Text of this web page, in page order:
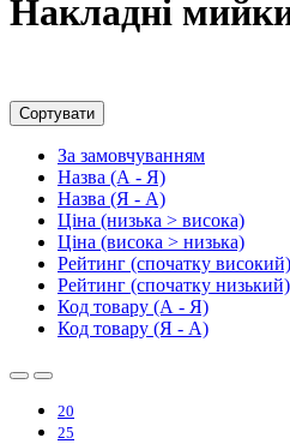
Накладні
Сортувати
За замовчуванням
Назва (А - Я)
Назва (Я - А)
Ціна (низька > висока)
Ціна (висока > низька)
Рейтинг (спочатку високий)
Рейтинг (спочатку низький)
Код товару (А - Я)
Код товару (Я - А)
20
25